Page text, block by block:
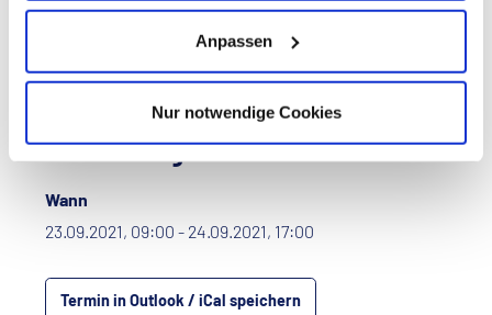
Anpassen
Nur notwendige Cookies
Das angegebene Formular ist nicht mehr vorhanden oder
ist momentan nicht veröffentlicht.
Das Wichtigste im Überblick
Wann
23.09.2021, 09:00 - 24.09.2021, 17:00
Termin in Outlook / iCal speichern